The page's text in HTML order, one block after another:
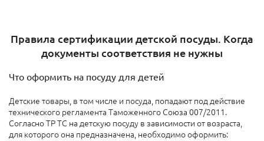
Правила сертификации детской посуды. Когда
документы соответствия не нужны
Что оформить на посуду для детей
Детские товары, в том числе и посуда, попадают под действие
технического регламента Таможенного Союза 007/2011.
Согласно ТР ТС на детскую посуду в зависимости от возраста,
для которого она предназначена, необходимо оформить: